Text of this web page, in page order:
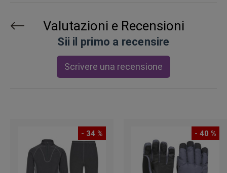
Valutazioni e Recensioni
Sii il primo a recensire
Scrivere una recensione
- 34 % - 40 %